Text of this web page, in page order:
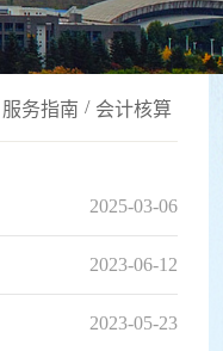
服务指南 / 会计核算
2025-03-06
2023-06-12
2023-05-23